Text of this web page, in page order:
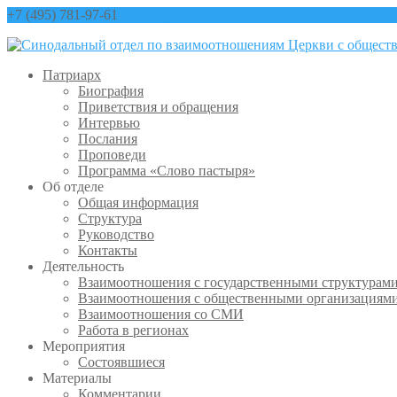
+7 (495) 781-97-61
Патриарх
Биография
Приветствия и обращения
Интервью
Послания
Проповеди
Программа «Слово пастыря»
Об отделе
Общая информация
Структура
Руководство
Контакты
Деятельность
Взаимоотношения с государственными
Взаимоотношения с общественными
Взаимоотношения со СМИ
Работа в регионах
Мероприятия
Состоявшиеся
Материалы
Комментарии